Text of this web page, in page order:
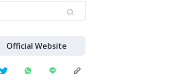
Official Website